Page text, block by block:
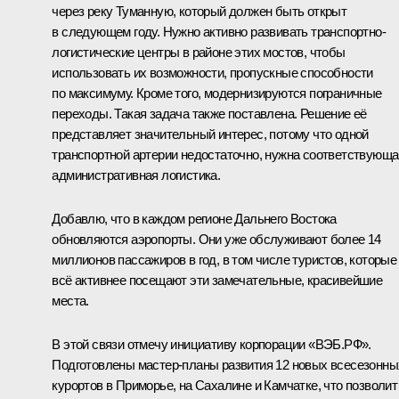
через реку Туманную, который должен быть открыт
в следующем году. Нужно активно развивать транспортно-
логистические центры в районе этих мостов, чтобы
использовать их возможности, пропускные способности
по максимуму. Кроме того, модернизируются пограничные
переходы. Такая задача также поставлена. Решение её
представляет значительный интерес, потому что одной
транспортной артерии недостаточно, нужна
административная логистика.
Добавлю, что в каждом регионе Дальнего Востока
обновляются аэропорты. Они уже обслуживают более 14
миллионов пассажиров в год, в том числе туристов, которые
всё активнее посещают эти замечательные, красивейшие
места.
В этой связи отмечу инициативу корпорации «ВЭБ.РФ».
Подготовлены мастер-планы развития 12 новых
курортов в Приморье, на Сахалине и Камчатке, что позволит